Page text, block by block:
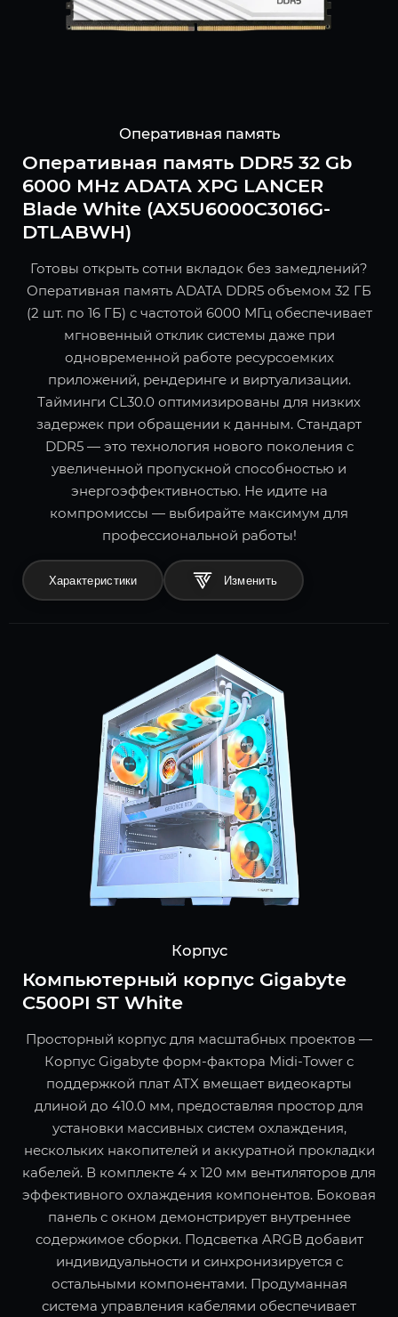
Оперативная память
Оперативная память DDR5 32 Gb
6000 MHz ADATA XPG LANCER
Blade White (AX5U6000C3016G-
DTLABWH)
Готовы открыть сотни вкладок без замедлений?
Оперативная память ADATA DDR5 объемом 32 ГБ
(2 шт. по 16 ГБ) с частотой 6000 МГц обеспечивает
мгновенный отклик системы даже при
одновременной работе ресурсоемких
приложений, рендеринге и виртуализации.
Тайминги CL30.0 оптимизированы для низких
задержек при обращении к данным. Стандарт
DDR5 — это технология нового поколения с
увеличенной пропускной способностью и
энергоэффективностью. Не идите на
компромиссы — выбирайте максимум для
профессиональной работы!
Характеристики
Корпус
Компьютерный корпус Gigabyte
C500PI ST White
Просторный корпус для масштабных проектов —
Корпус Gigabyte форм-фактора Midi-Tower с
поддержкой плат ATX вмещает видеокарты
длиной до 410.0 мм, предоставляя простор для
установки массивных систем охлаждения,
нескольких накопителей и аккуратной прокладки
кабелей. В комплекте 4 x 120 мм вентиляторов для
эффективного охлаждения компонентов. Боковая
панель с окном демонстрирует внутреннее
содержимое сборки. Подсветка ARGB добавит
индивидуальности и синхронизируется с
остальными компонентами. Продуманная
система управления кабелями обеспечивает